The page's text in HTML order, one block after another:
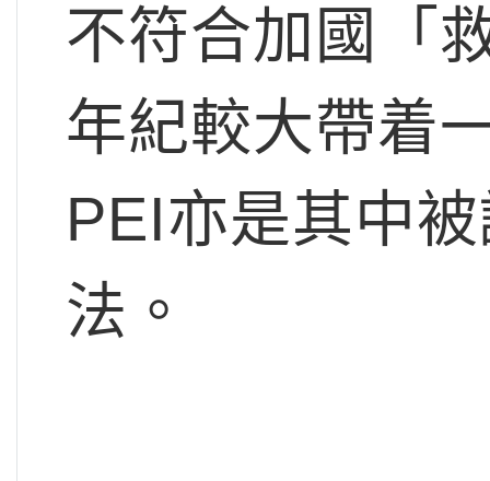
不符合加國「
年紀較大帶着
PEI亦是其中
法。